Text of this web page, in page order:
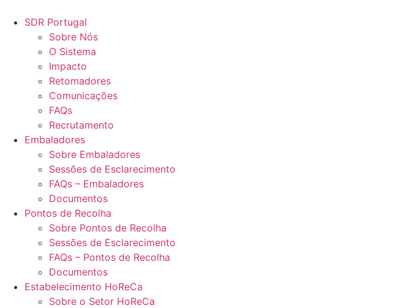
para
conteúdo
SDR Portugal
Sobre Nós
O Sistema
Impacto
Retomadores
Comunicações
FAQs
Recrutamento
Embaladores
Sobre Embaladores
Sessões de Esclarecimento
FAQs – Embaladores
Documentos
Pontos de Recolha
Sobre Pontos de Recolha
Sessões de Esclarecimento
FAQs – Pontos de Recolha
Documentos
Estabelecimento HoReCa
Sobre o Setor HoReCa